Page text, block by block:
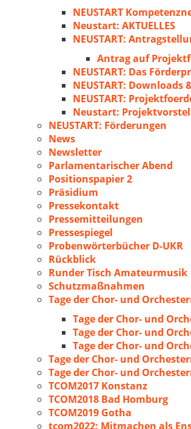
NEUSTART
Neustart: AKTUELLES
NEUSTART:
Antrag auf
NEUSTART: Das
NEUSTART:
NEUSTART:
Neustart:
NEUSTART: Förderungen
News
Newsletter
Parlamentarischer Abend
Positionspapier 2
Präsidium
Pressekontakt
Pressemitteilungen
Pressespiegel
Probenwörterbücher D-UKR
Rückblick
Runder Tisch Amateurmusik
Schutzmaßnahmen
Tage der Chor- und
Tage der Chor- und
Tage der Chor- und
Tage der Chor- und
Tage der Chor- und
Tage der Chor- und
TCOM2017 Konstanz
TCOM2018 Bad Homburg
TCOM2019 Gotha
tcom2022: Mitmachen als